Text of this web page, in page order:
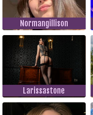
Normangillison
Larissastone